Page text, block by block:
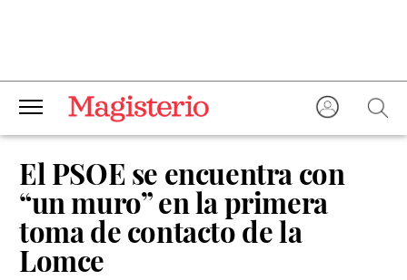
El PSOE se encuentra con
“un muro” en la primera
toma de contacto de la
Lomce